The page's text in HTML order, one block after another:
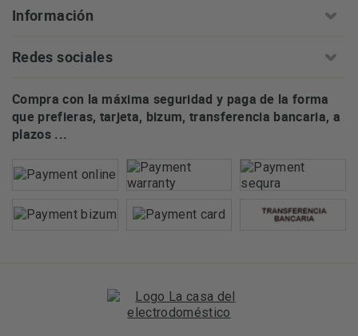
Información
Redes sociales
Compra con la máxima seguridad y paga de la forma
que prefieras, tarjeta, bizum, transferencia bancaria, a
plazos ...